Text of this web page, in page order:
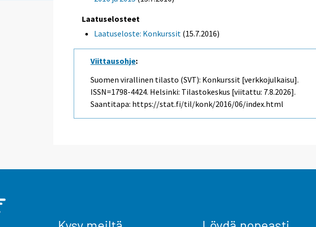
Laatuselosteet
Laatuseloste: Konkurssit (15.7.2016)
Viittausohje:
Suomen virallinen tilasto (SVT): Konkurssit [verkkojulkaisu].
ISSN=1798-4424. Helsinki: Tilastokeskus [viitattu: 7.8.2026].
Saantitapa: https://stat.fi/til/konk/2016/06/index.html